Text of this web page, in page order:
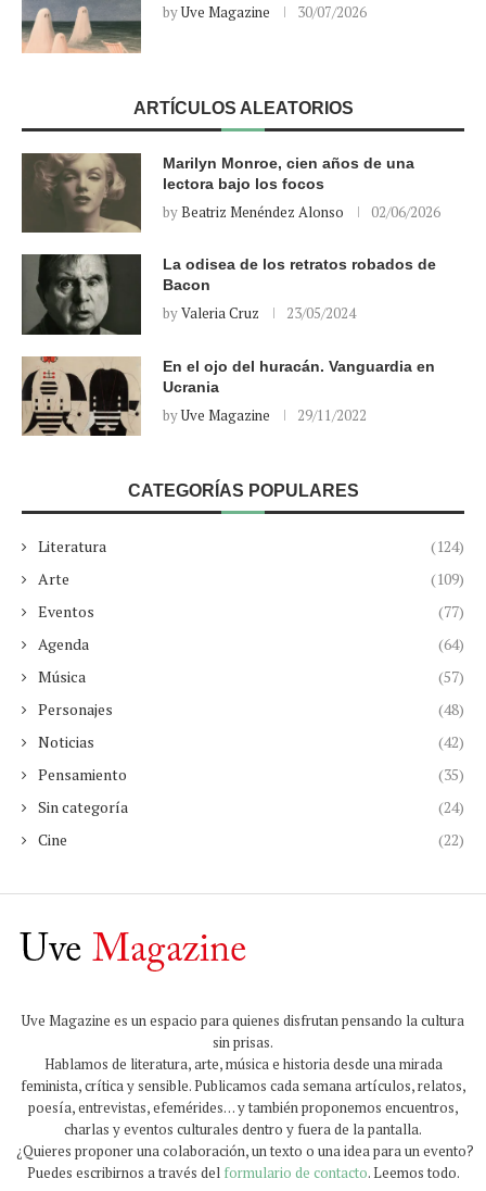
byUve Magazine 30/07/2026
ARTÍCULOS ALEATORIOS
Marilyn Monroe, cien años de una
lectora bajo los focos
byBeatriz Menéndez Alonso 02/06/2026
La odisea de los retratos robados de
Bacon
byValeria Cruz 23/05/2024
En el ojo del huracán. Vanguardia en
Ucrania
byUve Magazine 29/11/2022
CATEGORÍAS POPULARES
Literatura
(124)
Arte
(109)
Eventos
(77)
Agenda
(64)
Música
(57)
Personajes
(48)
Noticias
(42)
Pensamiento
(35)
Sin categoría
(24)
Cine
(22)
Uve Magazine es un espacio para quienes disfrutan pensando la cultura
sin prisas.
Hablamos de literatura, arte, música e historia desde una mirada
feminista, crítica y sensible. Publicamos cada semana artículos, relatos,
poesía, entrevistas, efemérides… y también proponemos encuentros,
charlas y eventos culturales dentro y fuera de la pantalla.
¿Quieres proponer una colaboración, un texto o una idea para un evento?
Puedes escribirnos a través del formulario de contacto. Leemos todo.